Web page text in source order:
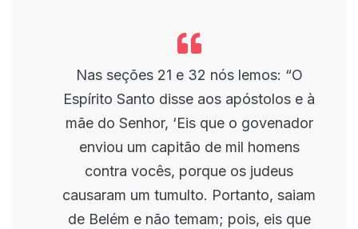
Nas seções 21 e 32 nós lemos: “O
Espírito Santo disse aos apóstolos e à
mãe do Senhor, ‘Eis que o govenador
enviou um capitão de mil homens
contra vocês, porque os judeus
causaram um tumulto. Portanto, saiam
de Belém e não temam; pois, eis que